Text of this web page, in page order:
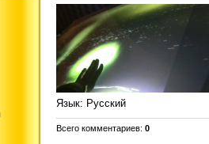
Язык: Русский
Всего комментариев: 0